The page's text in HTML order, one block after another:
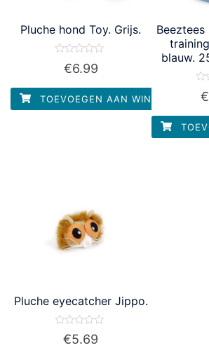
Pluche hond Toy. Grijs.
Waardering
5
€6.99
TOEVOEGEN AAN WINKELWAGEN
blauw.
5
€
Pluche eyecatcher Jippo.
Waardering
€5.69